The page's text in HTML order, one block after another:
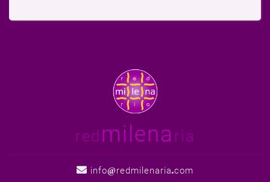
red milena ria
info redmilenaria com